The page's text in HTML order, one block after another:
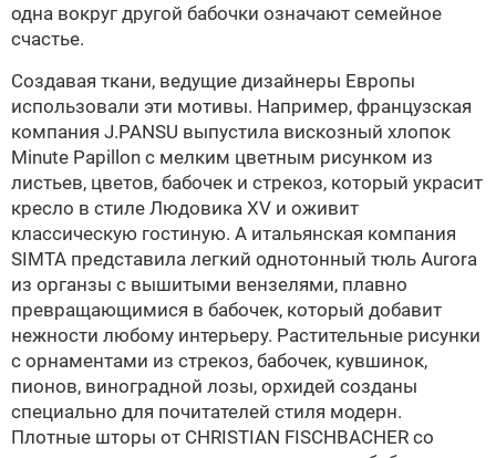
одна вокруг другой бабочки означают семейное
счастье.
Создавая ткани, ведущие дизайнеры Европы
использовали эти мотивы. Например, французская
компания J.PANSU выпустила вискозный хлопок
Minute Papillon с мелким цветным рисунком из
листьев, цветов, бабочек и стрекоз, который украсит
кресло в стиле Людовика XV и оживит
классическую гостиную. А итальянская компания
SIMTA представила легкий однотонный тюль Aurora
из органзы с вышитыми вензелями, плавно
превращающимися в бабочек, который добавит
нежности любому интерьеру. Растительные рисунки
с орнаментами из стрекоз, бабочек, кувшинок,
пионов, виноградной лозы, орхидей созданы
специально для почитателей стиля модерн.
Плотные шторы от CHRISTIAN FISCHBACHER со